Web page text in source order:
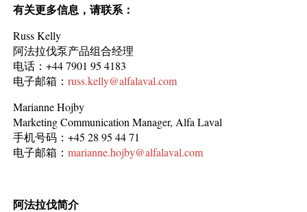
有关更多信息，请联系：
Russ Kelly
阿法拉伐泵产品组合经理
电话：+44 7901 95 4183
电子邮箱：russ.kelly@alfalaval.com
Marianne Hojby
Marketing Communication Manager, Alfa Laval
手机号码：+45 28 95 44 71
电子邮箱：marianne.hojby@alfalaval.com
阿法拉伐简介